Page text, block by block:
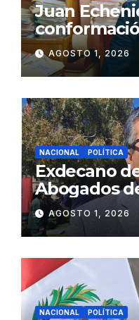
Juan
gabinete
Fujimori
AGOSTO 1, 2026
NACIONAL POLÍTICA
Exdecano
Abogados
propuestas
ciudadana
AGOSTO 1, 2026
NACIONAL POLÍTICA